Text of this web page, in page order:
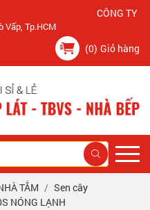
CÔNG TY
Vấp, Tp.HCM
(0) Giỏ hàng
TẮM
Sen cây
NÓNG LẠNH